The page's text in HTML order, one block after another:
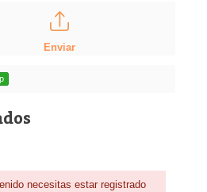
Enviar
necesitas estar registrado